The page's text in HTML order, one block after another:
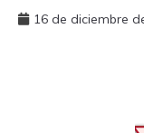
16 de diciembre